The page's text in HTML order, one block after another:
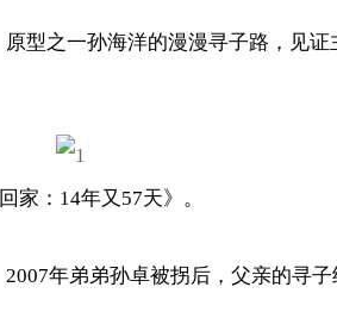
之一孙海洋的漫漫寻子路，见证
回家：14年又57天》。
年弟弟孙卓被拐后，父亲的寻